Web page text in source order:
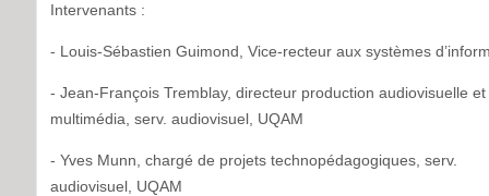
Intervenants :
- Louis-Sébastien Guimond, Vice-recteur aux systèmes
- Jean-François Tremblay, directeur production audiovisuelle et
multimédia, serv. audiovisuel, UQAM
- Yves Munn, chargé de projets technopédagogiques, serv.
audiovisuel, UQAM